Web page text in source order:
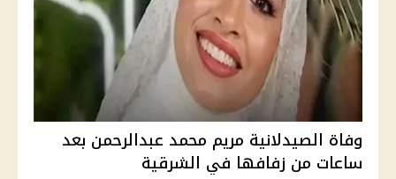
وفاة الصيدلانية مريم محمد عبدالرحمن بعد
ساعات من زفافها في الشرقية